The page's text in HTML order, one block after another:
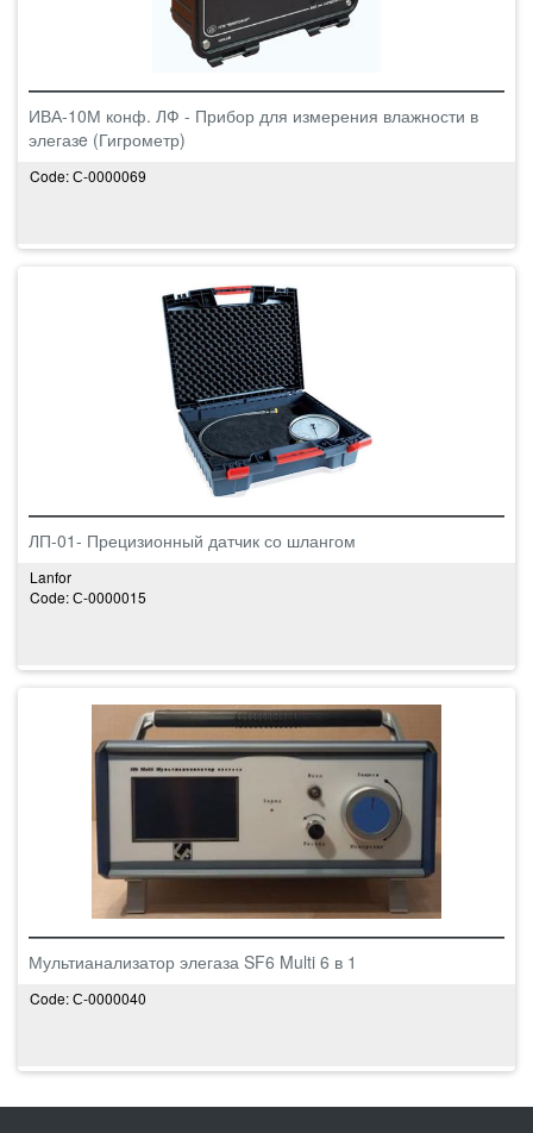
ИВА-10М конф. ЛФ - Прибор для измерения влажности в
элегазe (Гигрометр)
Code: С-0000069
ЛП-01- Прецизионный датчик со шлангом
Lanfor
Code: С-0000015
Мультианализатор элегаза SF6 Multi 6 в 1
Code: С-0000040